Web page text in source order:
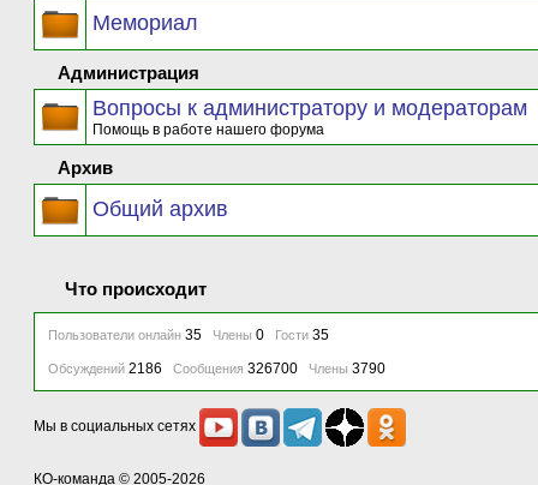
Мемориал
Администрация
Вопросы к администратору и модераторам
Помощь в работе нашего форума
Архив
Общий архив
Что происходит
Пользователи онлайн 35 Члены 0 Гости 35
Обсуждений 2186 Сообщения 326700 Члены 3790
Мы в социальных сетях
КО-команда © 2005-2026